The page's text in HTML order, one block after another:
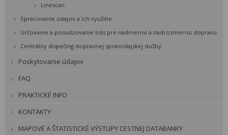
Linescan
Spracovanie údajov a ich využitie
Určovanie a posudzovanie trás pre nadmernú a nadrozmernú dopravu
Centrálny dispečing dopravnej spravodajskej služby
Poskytovanie údajov
FAQ
PRAKTICKÉ INFO
KONTAKTY
MAPOVÉ A ŠTATISTICKÉ VÝSTUPY CESTNEJ DATABANKY